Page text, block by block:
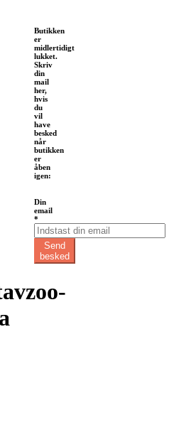
Butikken
er
midlertidigt
lukket.
Skriv
din
mail
her,
hvis
du
vil
have
besked
når
butikken
er
åben
igen:
Din
email
Din
email
*
Send
besked